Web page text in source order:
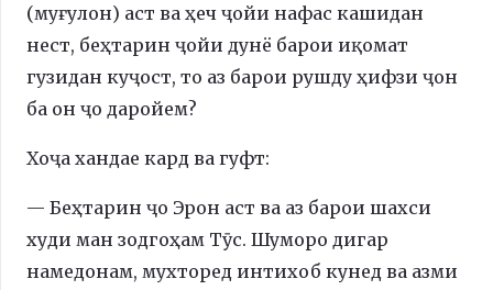
(муғулон) аст ва ҳеч ҷойи нафас кашидан
нест, беҳтарин ҷойи дунё барои иқомат
гузидан куҷост, то аз барои рушду ҳифзи ҷон
ба он ҷо даройем?
Хоҷа хандае кард ва гуфт:
— Беҳтарин ҷо Эрон аст ва аз барои шахси
худи ман зодгоҳам Тӯс. Шуморо дигар
намедонам, мухторед интихоб кунед ва азми